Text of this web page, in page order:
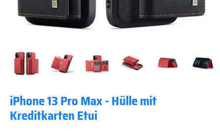
iPhone 13 Pro Max - Hülle mit
Kreditkarten Etui